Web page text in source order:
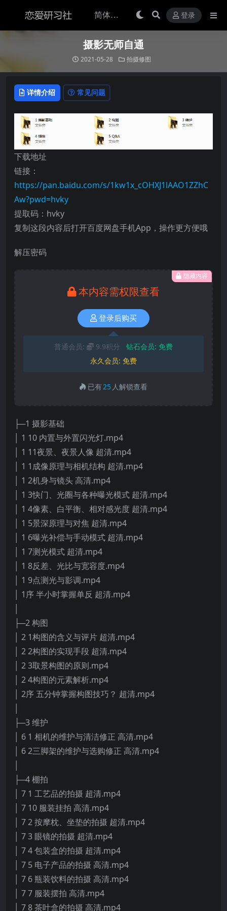
登录
摄影无师自通
2021-05-28 拍摄修图
详情介绍 常见问题
下载地址
链接：
https://pan.baidu.com/s/1kw1x_cOHXJ1lAAO1ZZhC
Aw?pwd=hvky
提取码：hvky
复制这段内容后打开百度网盘手机App，操作更方便哦
解压密码
隐藏内容
本内容需权限查看
登录后购买
普通会员: 9.9积分 钻石会员: 免费
永久会员: 免费
已有25 人解锁查看
├─1 摄影基础
│ 1 10 内置与外置闪光灯.mp4
│ 1 11夜景、夜景人像 超清.mp4
│ 1 1成像原理与相机结构 超清.mp4
│ 1 2机身与镜头 高清.mp4
│ 1 3快门、光圈与各种曝光模式 超清.mp4
│ 1 4像素、白平衡、相对感光度 超清.mp4
│ 1 5景深原理与对焦 超清.mp4
│ 1 6曝光补偿与手动模式 超清.mp4
│ 1 7测光模式 超清.mp4
│ 1 8反差、光比与宽容度.mp4
│ 1 9点测光与影调.mp4
│ 1序 半小时掌握单反 超清.mp4
├─2 构图
│ 2 1构图的含义与评片 超清.mp4
│ 2 2构图的实现手段 超清.mp4
│ 2 3取景构图的原则.mp4
│ 2 4构图的元素解析.mp4
│ 2序 五分钟掌握构图技巧？ 超清.mp4
├─3 维护
│ 6 1 相机的维护与清洁修正 高清.mp4
│ 6 2三脚架的维护与选购修正 高清.mp4
├─4 棚拍
│ 7 1 工艺品的拍摄 超清.mp4
│ 7 10 服装挂拍 高清.mp4
│ 7 2 按摩枕、坐垫的拍摄 超清.mp4
│ 7 3 眼镜的拍摄 超清.mp4
│ 7 4 包装盒的拍摄 超清.mp4
│ 7 5 电子产品的拍摄 高清.mp4
│ 7 6 瓶装饮料的拍摄 高清.mp4
│ 7 7 服装摆拍 高清.mp4
│ 7 8 茶叶盒的拍摄 高清.mp4